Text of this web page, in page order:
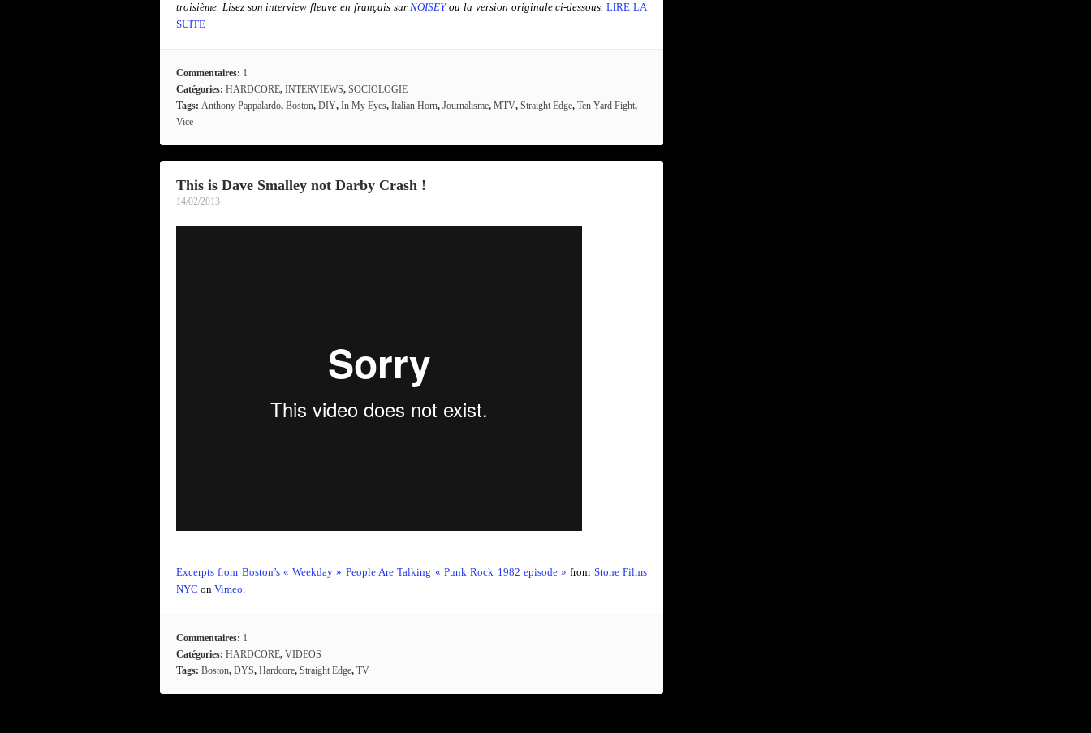
troisième. Lisez son interview fleuve en français surNOISEYou la version originale ci-dessous. LIRE LA
SUITE
Commentaires: 1
Catégories: HARDCORE, INTERVIEWS, SOCIOLOGIE
Tags: Anthony Pappalardo, Boston, DIY, In My Eyes, Italian Horn, Journalisme, MTV, Straight Edge, Ten Yard Fight,
Vice
This is Dave Smalley not Darby Crash !
14/02/2013
Excerpts from Boston’s « Weekday » People Are Talking « Punk Rock 1982 episode » from Stone Films
NYC on Vimeo.
Commentaires: 1
Catégories: HARDCORE, VIDEOS
Tags: Boston, DYS, Hardcore, Straight Edge, TV